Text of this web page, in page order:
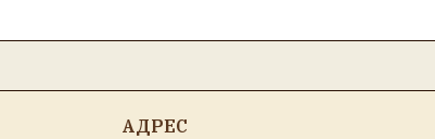
АДРЕС